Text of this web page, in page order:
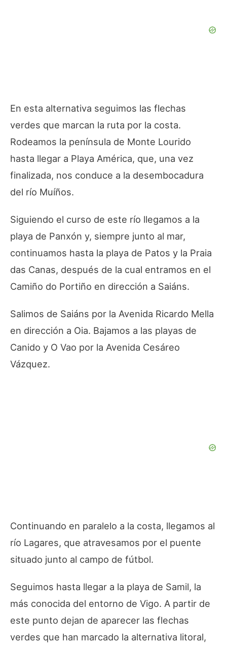
En esta alternativa seguimos las flechas
verdes que marcan la ruta por la costa.
Rodeamos la península de Monte Lourido
hasta llegar a Playa América, que, una vez
finalizada, nos conduce a la desembocadura
del río Muíños.
Siguiendo el curso de este río llegamos a la
playa de Panxón y, siempre junto al mar,
continuamos hasta la playa de Patos y la Praia
das Canas, después de la cual entramos en el
Camiño do Portiño en dirección a Saiáns.
Salimos de Saiáns por la Avenida Ricardo Mella
en dirección a Oia. Bajamos a las playas de
Canido y O Vao por la Avenida Cesáreo
Vázquez.
Continuando en paralelo a la costa, llegamos al
río Lagares, que atravesamos por el puente
situado junto al campo de fútbol.
Seguimos hasta llegar a la playa de Samil, la
más conocida del entorno de Vigo. A partir de
este punto dejan de aparecer las flechas
verdes que han marcado la alternativa litoral,